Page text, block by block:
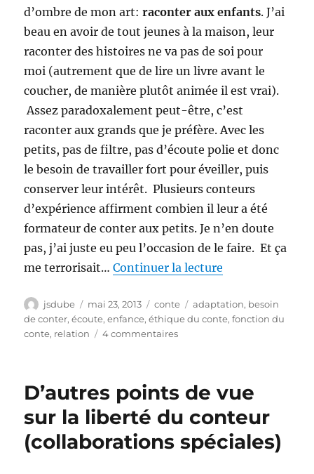
d’ombre de mon art:raconter aux enfants. J’ai
beau en avoir de tout jeunes à la maison, leur
raconter des histoires ne va pas de soi pour
moi (autrement que de lire un livre avant le
coucher, de manière plutôt animée il est vrai).
Assez paradoxalement peut-être, c’est
raconter aux grands que je préfère. Avec les
petits, pas de filtre, pas d’écoute polie et donc
le besoin de travailler fort pour éveiller, puis
conserver leur intérêt. Plusieurs conteurs
d’expérience affirment combien il leur a été
formateur de conter aux petits. Je n’en doute
pas, j’ai juste eu peu l’occasion de le faire. Et ça
me terrorisait…Continuer la lecture
Auteur
jsdube
Publié
le
mai 23, 2013 Catégories
conte Étiquettes
adaptation, besoin
de conter,écoute,enfance,éthique du conte,fonction du
conte, relation 4 commentairessur
distance
conter
aux
petites
D’autres points de vue
sur la liberté du conteur
(collaborations spéciales)